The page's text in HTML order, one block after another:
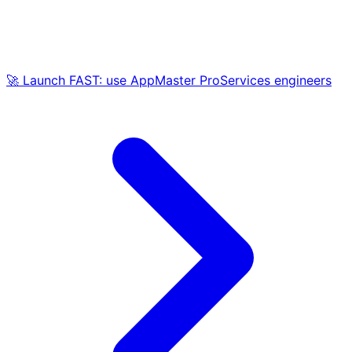
🚀 Launch FAST: use AppMaster ProServices engineers